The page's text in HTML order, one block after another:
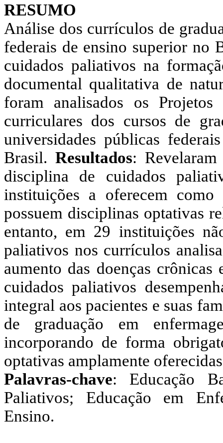
RESUMO
Análise dos currículos de
federais de ensino superior no
cuidados paliativos na
documental qualitativa de
foram analisados os
curriculares dos cursos de
universidades públicas
Brasil. Resultados:
disciplina de cuidados
instituições a oferecem
possuem disciplinas optativas
entanto, em 29 instituições
paliativos nos currículos
aumento das doenças
cuidados paliativos
integral aos pacientes e suas
de graduação em
incorporando de forma
optativas amplamente
Palavras-chave: Educação
Paliativos; Educação em
Ensino.